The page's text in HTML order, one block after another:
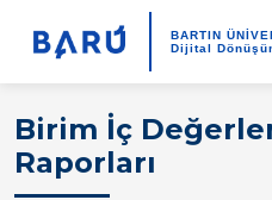
BARTIN
Dijital
Birim İç
Raporları